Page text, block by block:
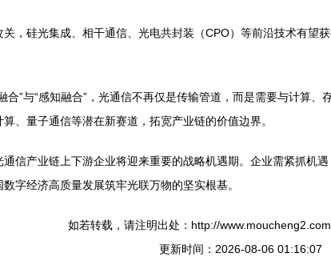
，硅光集成、相干通信、光电共封装（CPO）等前沿技术有望
合”与“感知融合”，光通信不再仅是传输管道，而是需要与计算
、量子通信等潜在新赛道，拓宽产业链的价值边界。
信产业链上下游企业将迎来重要的战略机遇期。企业需紧抓机
字经济高质量发展筑牢光联万物的坚实根基。
如若转载，请注明出处：http://
更新时间：2026-08-06 01:16:07